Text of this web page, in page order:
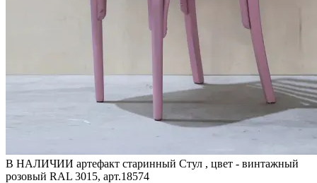
В НАЛИЧИИ артефакт старинный Стул , цвет - винтажный
розовый RAL 3015, арт.18574